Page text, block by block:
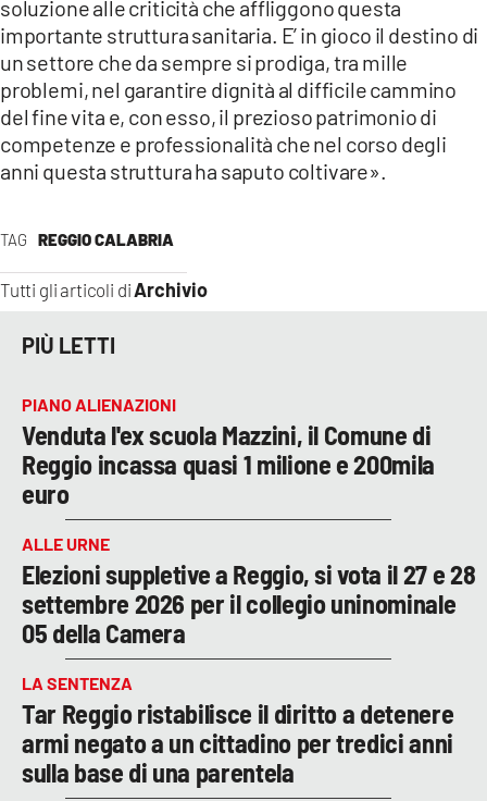
TAG REGGIO CALABRIA
Tutti gli articoli diArchivio
soluzione alle criticità che affliggono questa
importante struttura sanitaria. E’ in gioco il destino di
un settore che da sempre si prodiga, tra mille
problemi, nel garantire dignità al difficile cammino
del fine vita e, con esso, il prezioso patrimonio di
competenze e professionalità che nel corso degli
anni questa struttura ha saputo coltivare».
PIÙ LETTI
PIANO ALIENAZIONI
Venduta l'ex scuola Mazzini, il Comune di
Reggio incassa quasi 1 milione e 200mila
euro
ALLE URNE
Elezioni suppletive a Reggio, si vota il 27 e 28
settembre 2026 per il collegio uninominale
05 della Camera
LA SENTENZA
Tar Reggio ristabilisce il diritto a detenere
armi negato a un cittadino per tredici anni
sulla base di una parentela